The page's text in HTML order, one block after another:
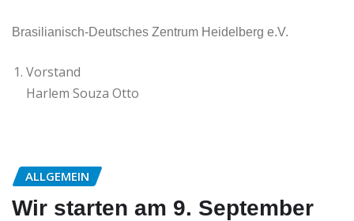
Brasilianisch-Deutsches Zentrum Heidelberg e.V.
Vorstand
Harlem Souza Otto
ALLGEMEIN
Wir starten am 9. September